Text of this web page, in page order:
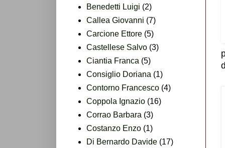
Benedetti Luigi (2)
Callea Giovanni (7)
Carcione Ettore (5)
Castellese Salvo (3)
Ciantia Franca (5)
Consiglio Doriana (1)
Contorno Francesco (4)
Coppola Ignazio (16)
Corrao Barbara (3)
Costanzo Enzo (1)
Di Bernardo Davide (17)